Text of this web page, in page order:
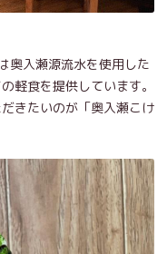
奥入瀬源流水を使用した
軽食を提供しています。
きたいのが「奥入瀬こけ